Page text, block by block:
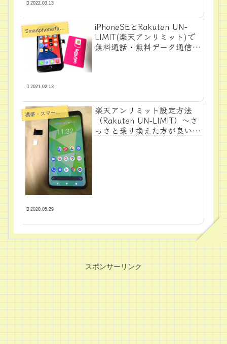
2022.03.13
S
martphoneTabletPC
iPhoneSEとRakuten UN-
LIMIT(楽天アンリミット)で
無料通話・無料データ通信機
2021.02.13
携帯・スマートフォン・タブレットPC
楽天アンリミット設定方法
（Rakuten UN-LIMIT）～さ
っさと乗り換えた方が良い理
2020.05.29
スポンサーリンク